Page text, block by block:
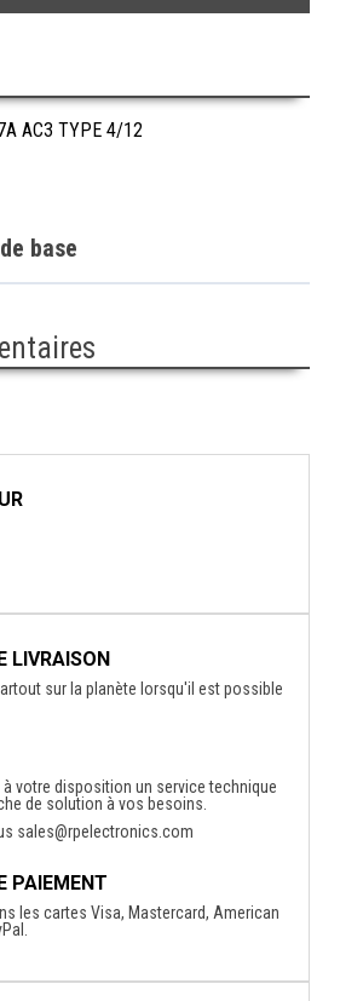
AC3 TYPE 4/12
base
LIVRAISON
sur la planète lorsqu'il est possible
votre disposition un service technique
de solution à vos besoins.
sales@rpelectronics.com
PAIEMENT
les cartes Visa, Mastercard, American